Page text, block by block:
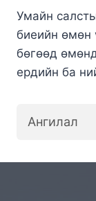
Умайн
биеийн өмөн
бөгөөд
ердийн ба
Ангилал